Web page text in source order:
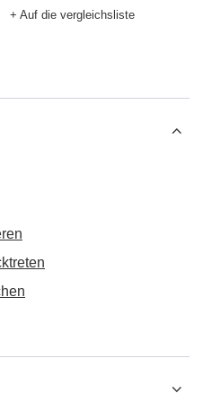
+ Auf die vergleichsliste